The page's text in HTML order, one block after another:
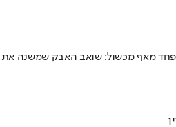
מאף מכשול: שואב האבק שמשנה את